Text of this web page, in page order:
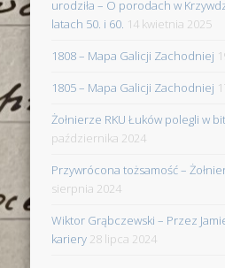
urodziła – O porodach w
latach 50. i 60. 14 kwietnia 2025
1808 – Mapa Galicji Zachodniej
1805 – Mapa Galicji Zachodniej
Żołnierze RKU Łuków polegli w
października 2024
Przywrócona tożsamość –
sierpnia 2024
Wiktor Grąbczewski – Przez
kariery 28 lipca 2024